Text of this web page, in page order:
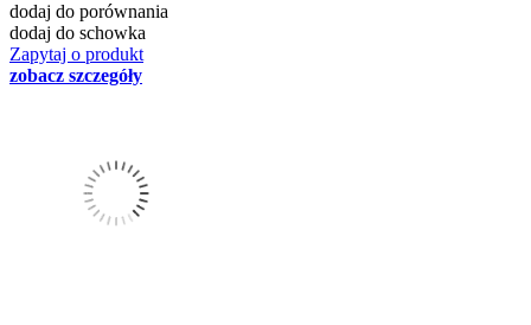
dodaj do porównania
dodaj do schowka
Zapytaj o produkt
zobacz szczegóły